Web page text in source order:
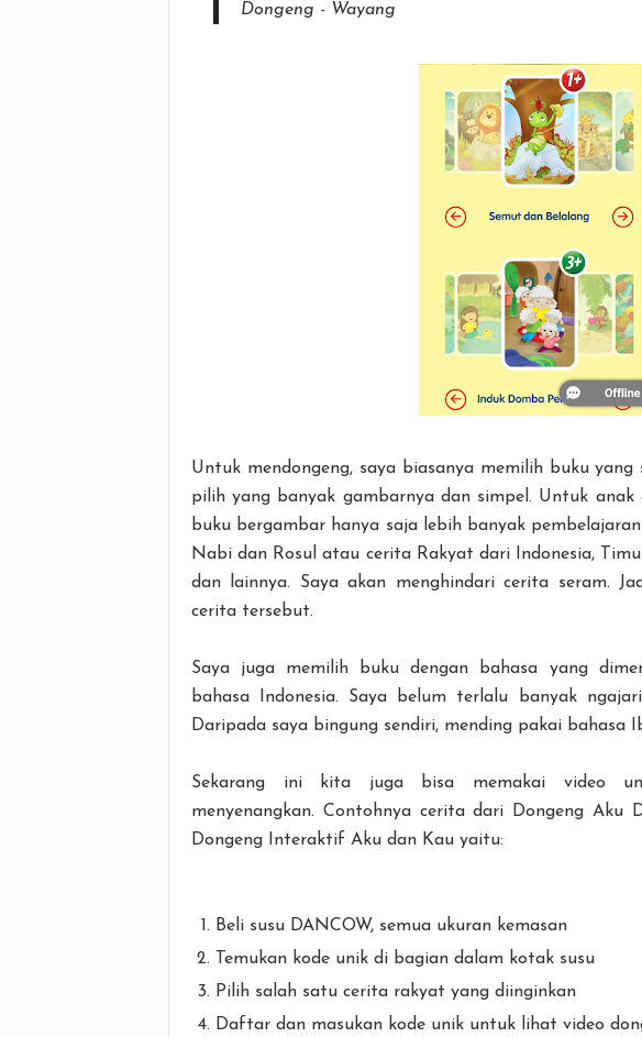
Dongeng - Wayang
Untuk mendongeng, saya biasanya memilih buku
pilih yang banyak gambarnya dan simpel. Untuk
buku bergambar hanya saja lebih banyak
Nabi dan Rosul atau cerita Rakyat dari Indonesia,
dan lainnya. Saya akan menghindari cerita seram.
cerita tersebut.
Saya juga memilih buku dengan bahasa yang
bahasa Indonesia. Saya belum terlalu banyak
Daripada saya bingung sendiri, mending pakai bahasa
Sekarang ini kita juga bisa memakai video
menyenangkan. Contohnya cerita dari Dongeng Aku
Dongeng Interaktif Aku dan Kau yaitu:
Beli susu DANCOW, semua ukuran kemasan
Temukan kode unik di bagian dalam kotak susu
Pilih salah satu cerita rakyat yang diinginkan
Daftar dan masukan kode unik untuk lihat video